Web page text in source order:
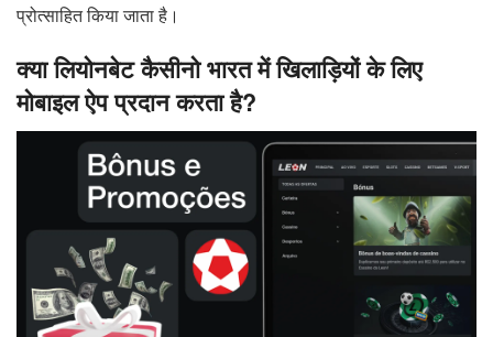
प्रोत्साहित किया जाता है।
क्या लियोनबेट कैसीनो भारत में खिलाड़ियों के लिए
मोबाइल ऐप प्रदान करता है?